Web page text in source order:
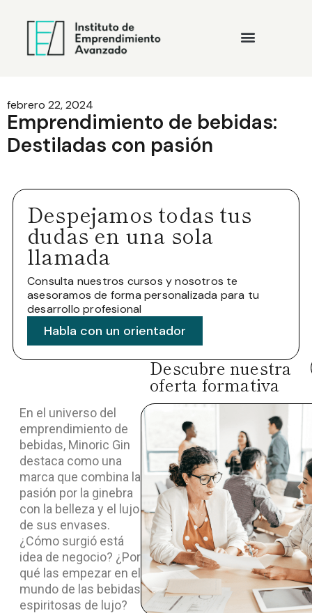
febrero 22, 2024
Emprendimiento de bebidas:
Destiladas con pasión
Despejamos todas tus
dudas en una sola
llamada
Consulta nuestros cursos y nosotros te
asesoramos de forma personalizada para tu
desarrollo profesional
Habla con un orientador
En el universo del
emprendimiento de
bebidas, Minoric Gin
destaca como una
marca que combina la
pasión por la ginebra
con la belleza y el lujo
de sus envases.
¿Cómo surgió está
idea de negocio? ¿Por
qué las empezar en el
mundo de las bebidas
espiritosas de lujo?
Descubre nuestra
oferta formativa